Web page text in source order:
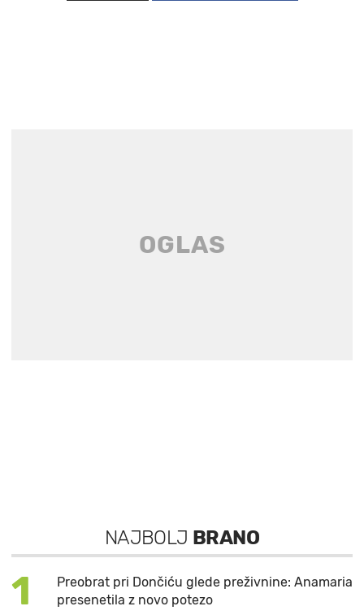
NAJBOLJ BRANO
1
Preobrat pri Dončiću glede preživnine: Anamaria
presenetila z novo potezo